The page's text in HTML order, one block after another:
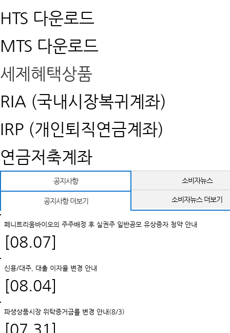
HTS 다운로드
MTS 다운로드
세제혜택상품
RIA (국내시장복귀계좌)
IRP (개인퇴직연금계좌)
연금저축계좌
공지사항
공지사항 더보기
소비자뉴스
소비자뉴스 더보기
페니트리움바이오의 주주배정 후 실권주 일반공모 유상증자 청약 안내
[08.07]
신용/대주, 대출 이자율 변경 안내
[08.04]
파생상품시장 위탁증거금률 변경 안내(8/3)
[07.31]